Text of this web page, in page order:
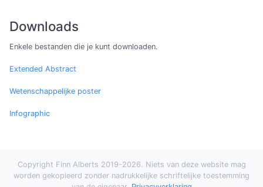
Downloads
Enkele bestanden die je kunt downloaden.
Extended Abstract
Wetenschappelijke poster
Infographic
Copyright Finn Alberts 2019-2026. Niets van deze website mag
worden gekopieerd zonder nadrukkelijke schriftelijke toestemming